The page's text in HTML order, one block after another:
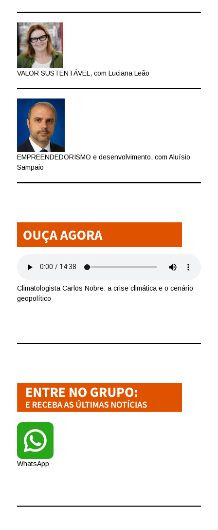
VALOR SUSTENTÁVEL, com Luciana Leão
EMPREENDEDORISMO e desenvolvimento, com Aluísio
Sampaio
Climatologista Carlos Nobre: a crise climática e o cenário
geopolítico
WhatsApp